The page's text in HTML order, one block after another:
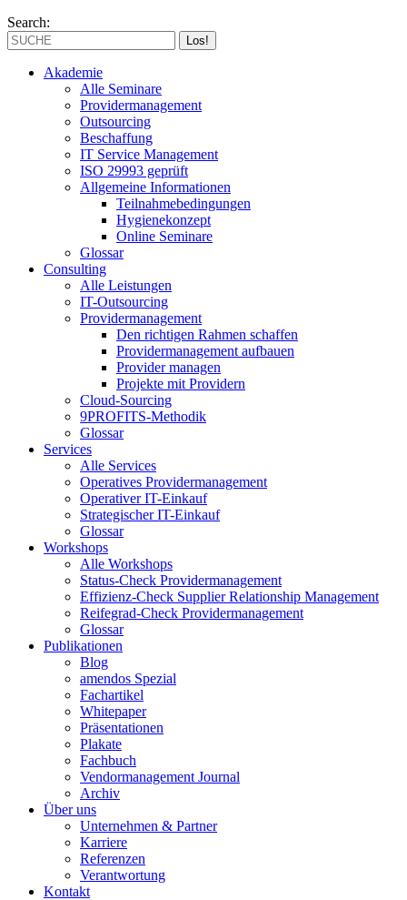
Search:
Akademie
Alle Seminare
Providermanagement
Outsourcing
Beschaffung
IT Service Management
ISO 29993 geprüft
Allgemeine Informationen
Teilnahmebedingungen
Hygienekonzept
Online Seminare
Glossar
Consulting
Alle Leistungen
IT-Outsourcing
Providermanagement
Den richtigen Rahmen schaffen
Providermanagement aufbauen
Provider managen
Projekte mit Providern
Cloud-Sourcing
9PROFITS-Methodik
Glossar
Services
Alle Services
Operatives Providermanagement
Operativer IT-Einkauf
Strategischer IT-Einkauf
Glossar
Workshops
Alle Workshops
Status-Check Providermanagement
Effizienz-Check Supplier Relationship Management
Reifegrad-Check Providermanagement
Glossar
Publikationen
Blog
amendos Spezial
Fachartikel
Whitepaper
Präsentationen
Plakate
Fachbuch
Vendormanagement Journal
Archiv
Über uns
Unternehmen & Partner
Karriere
Referenzen
Verantwortung
Kontakt